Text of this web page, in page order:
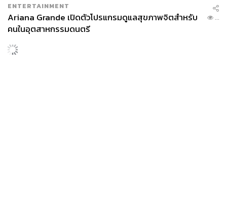
ENTERTAINMENT
Ariana Grande เปิดตัวโปรแกรมดูแลสุขภาพจิตสำหรับ
คนในอุตสาหกรรมดนตรี
...